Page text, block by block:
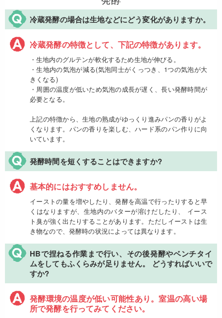
冷蔵発酵の場合は生地などにどう変化がありますか。
冷蔵発酵の特徴として、下記の特徴があります。
・生地内のグルテンが軟化するため生地が伸びる。
・生地内の気泡が減る(気泡同士がくっつき、1つの気泡が大
きくなる)
・周囲の温度が低いため気泡の成長が遅く、長い発酵時間が
必要となる。
上記の特徴から、生地の熟成がゆっくり進みパンの香りがよ
くなります。パンの香りを楽しむ、ハード系のパン作りに向
いています。
発酵時間を短くすることはできますか?
基本的にはおすすめしません。
イーストの量を増やしたり、発酵を高温で行ったりすると早
くはなりますが、生地内のバターが溶けだしたり、 イース
ト臭が強く出たりすることがあります。ただしイーストは生
き物なので、発酵時の状況によっては異なります。
HBで捏ねる作業まで行い、その後発酵やベンチタイ
ムをしてもふくらみが足りません。 どうすればいいで
すか?
発酵環境の温度が低い可能性あり。室温の高い場
所で発酵を行ってみてください。